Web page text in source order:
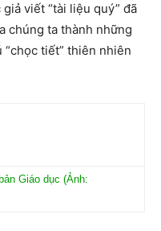
viết “tài liệu quý” đã
chúng ta thành những
“chọc tiết” thiên nhiên
Giáo dục (Ảnh: